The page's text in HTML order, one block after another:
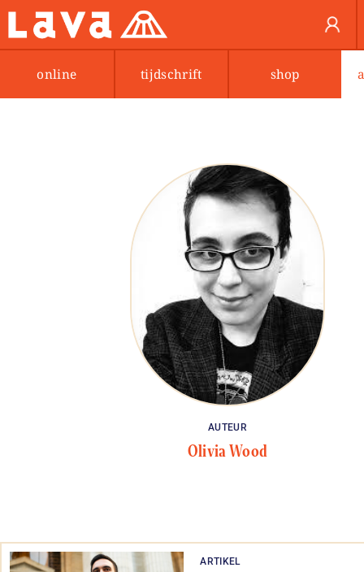
online tijdschrift shop
AUTEUR
Olivia Wood
ARTIKEL